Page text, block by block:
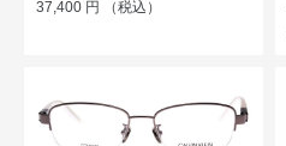
37,400 円 （税込）